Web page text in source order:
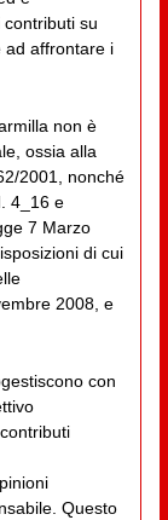
su
ad affrontare i
non è
ossia alla
2001, nonché
4_16 e
7 Marzo
di cui
2008, e
con
Questo